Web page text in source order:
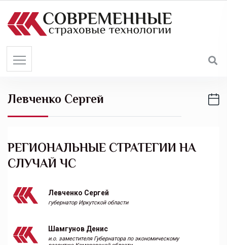
Левченко Сергей
РЕГИОНАЛЬНЫЕ СТРАТЕГИИ НА
СЛУЧАЙ ЧС
Левченко Сергей
губернатор Иркутской области
Шамгунов Денис
и.о. заместителя Губернатора по экономическому